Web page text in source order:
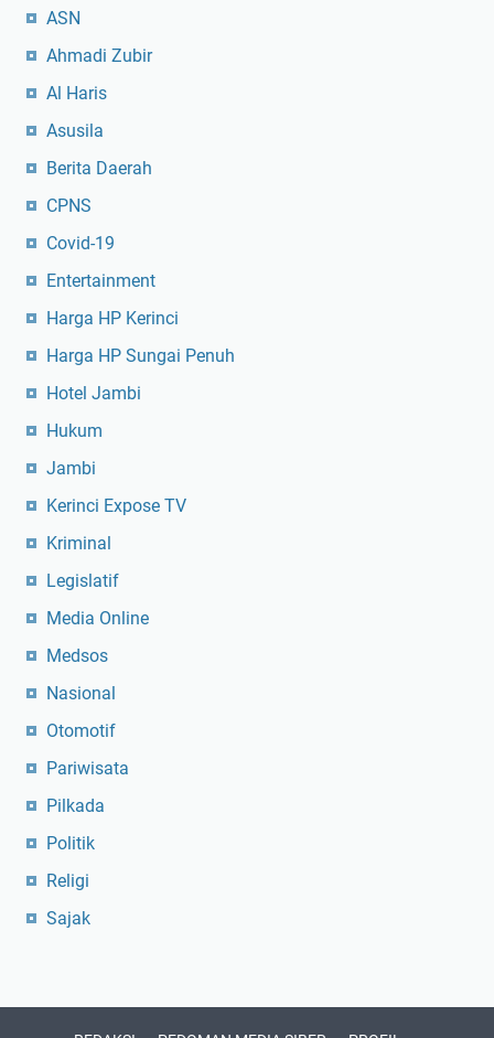
ASN
Ahmadi Zubir
Al Haris
Asusila
Berita Daerah
CPNS
Covid-19
Entertainment
Harga HP Kerinci
Harga HP Sungai Penuh
Hotel Jambi
Hukum
Jambi
Kerinci Expose TV
Kriminal
Legislatif
Media Online
Medsos
Nasional
Otomotif
Pariwisata
Pilkada
Politik
Religi
Sajak